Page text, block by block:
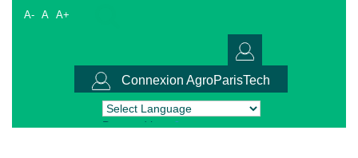
A- A A+
Connexion AgroParisTech
Powered by Translate